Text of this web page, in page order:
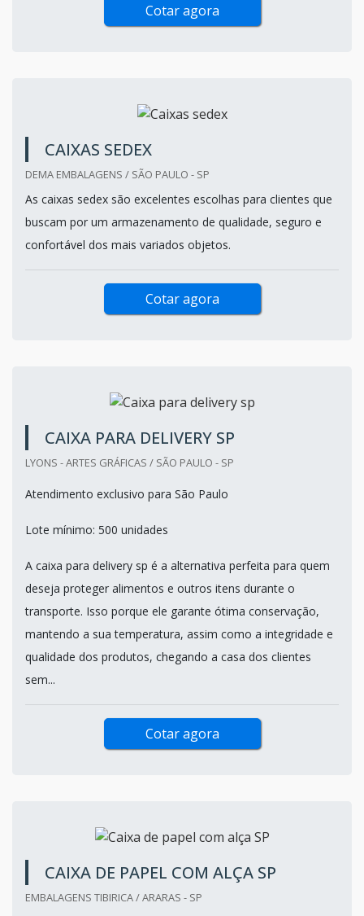
Cotar agora
CAIXAS SEDEX
DEMA EMBALAGENS / SÃO PAULO - SP
As caixas sedex são excelentes escolhas para clientes que
buscam por um armazenamento de qualidade, seguro e
confortável dos mais variados objetos.
Cotar agora
CAIXA PARA DELIVERY SP
LYONS - ARTES GRÁFICAS / SÃO PAULO - SP
Atendimento exclusivo para São Paulo
Lote mínimo: 500 unidades
A caixa para delivery sp é a alternativa perfeita para quem
deseja proteger alimentos e outros itens durante o
transporte. Isso porque ele garante ótima conservação,
mantendo a sua temperatura, assim como a integridade e
qualidade dos produtos, chegando a casa dos clientes
sem...
Cotar agora
CAIXA DE PAPEL COM ALÇA SP
EMBALAGENS TIBIRICA / ARARAS - SP